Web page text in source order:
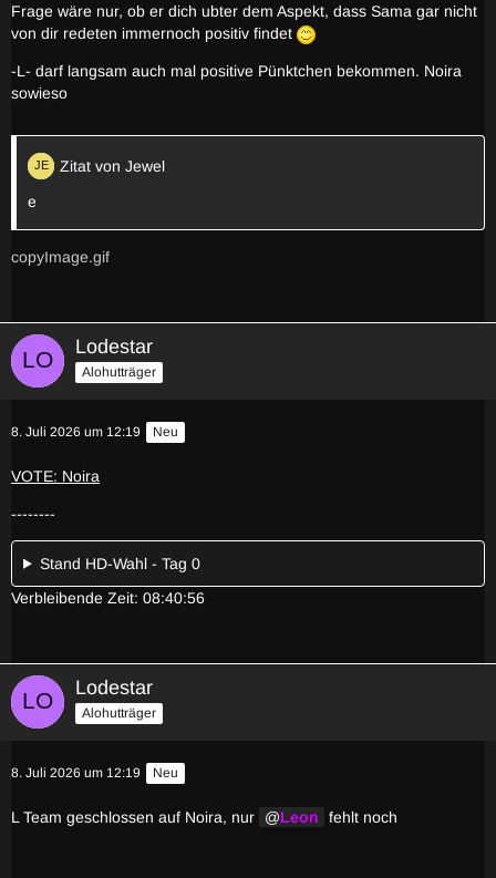
Frage wäre nur, ob er dich ubter dem Aspekt, dass Sama gar nicht
von dir redeten immernoch positiv findet
-L- darf langsam auch mal positive Pünktchen bekommen. Noira
sowieso
Zitat von Jewel
e
copyImage.gif
Lodestar
Alohutträger
8. Juli 2026 um 12:19 Neu
VOTE: Noira
--------
Stand HD-Wahl - Tag 0
Verbleibende Zeit: 08:40:56
Lodestar
Alohutträger
8. Juli 2026 um 12:19 Neu
L Team geschlossen auf Noira, nur Leon fehlt noch